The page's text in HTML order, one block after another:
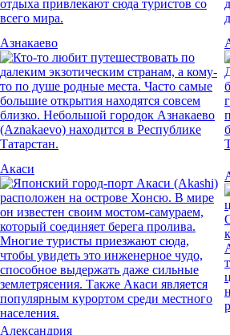
Азнакаево
Акаси
Александрия